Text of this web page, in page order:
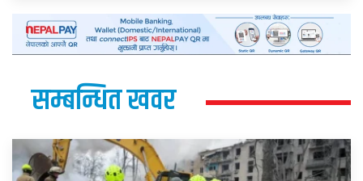
सम्बन्धित खवर